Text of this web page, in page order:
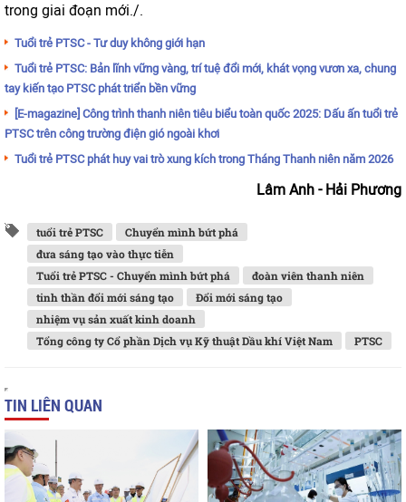
trong giai đoạn mới./.
Tuổi trẻ PTSC - Tư duy không giới hạn
Tuổi trẻ PTSC: Bản lĩnh vững vàng, trí tuệ đổi mới, khát vọng vươn xa, chung
tay kiến tạo PTSC phát triển bền vững
[E-magazine] Công trình thanh niên tiêu biểu toàn quốc 2025: Dấu ấn tuổi trẻ
PTSC trên công trường điện gió ngoài khơi
Tuổi trẻ PTSC phát huy vai trò xung kích trong Tháng Thanh niên năm 2026
Lâm Anh - Hải Phương
tuổi trẻ PTSC
Chuyển mình bứt phá
đưa sáng tạo vào thực tiễn
Tuổi trẻ PTSC - Chuyển mình bứt phá
đoàn viên thanh niên
tinh thần đổi mới sáng tạo
Đổi mới sáng tạo
nhiệm vụ sản xuất kinh doanh
Tổng công ty Cổ phần Dịch vụ Kỹ thuật Dầu khí Việt Nam
PTSC
TIN LIÊN QUAN